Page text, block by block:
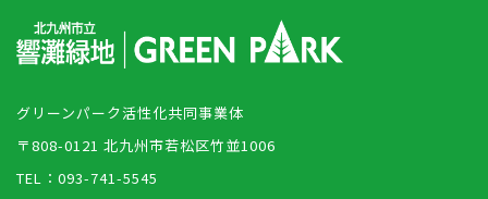
グリーンパーク活性化共同事業体
〒808-0121 北九州市若松区竹並1006
TEL：093-741-5545